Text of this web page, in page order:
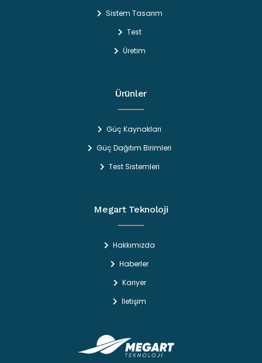
Sistem Tasarım
Test
Üretim
Ürünler
Güç Kaynakları
Güç Dağıtım Birimleri
Test Sistemleri
Megart Teknoloji
Hakkımızda
Haberler
Kariyer
İletişim